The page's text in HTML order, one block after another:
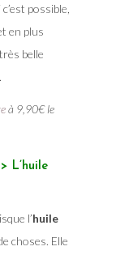
possible,
en plus
belle
à 9,90€ le
L’huile
l’huile
choses. Elle